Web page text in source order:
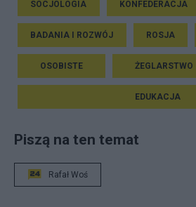
SOCJOLOGIA KONFEDERACJA
BADANIA I ROZWÓJ ROSJA
OSOBISTE ŻEGLARSTWO
EDUKACJA
Piszą na ten temat
Rafał Woś